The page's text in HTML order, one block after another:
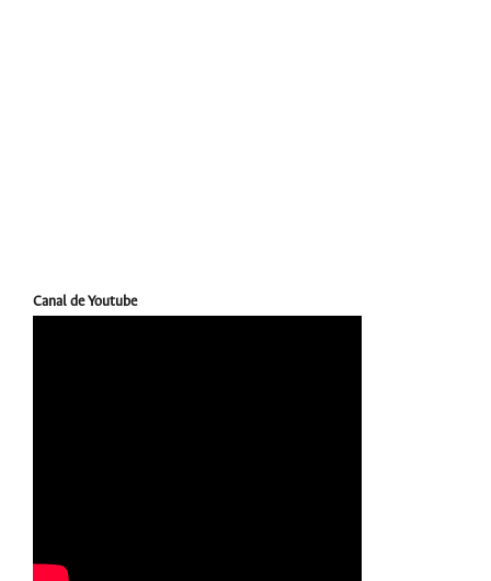
Canal de Youtube